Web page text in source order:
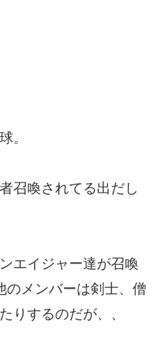
。
召喚されてる出だし
エイジャー達が召喚
のメンバーは剣士、僧
りするのだが、、